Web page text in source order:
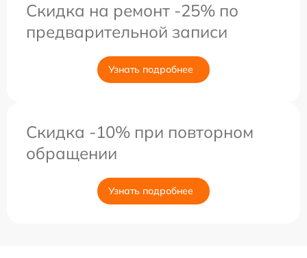
Скидка на ремонт -25% по
предварительной записи
Узнать подробнее
Скидка -10% при повторном
обращении
Узнать подробнее